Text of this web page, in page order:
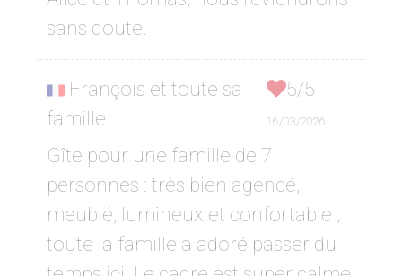
sans doute.
François et toute sa
famille
5/5
16/03/2026
Gîte pour une famille de 7
personnes : très bien agencé,
meublé, lumineux et confortable ;
toute la famille a adoré passer du